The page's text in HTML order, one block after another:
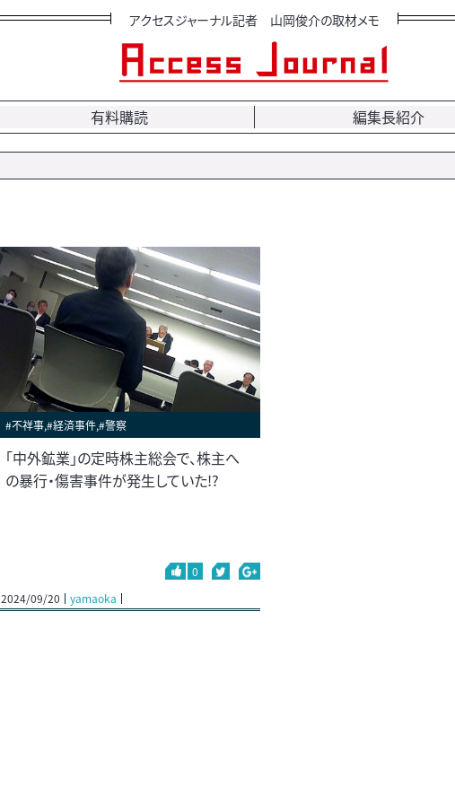
アクセスジャーナル記者 山岡俊介の取材メモ
有料購読 編集長紹介
#不祥事,#経済事件,#警察
「中外鉱業」の定時株主総会で、株主へ
の暴行・傷害事件が発生していた!?
0
2024/09/20
yamaoka